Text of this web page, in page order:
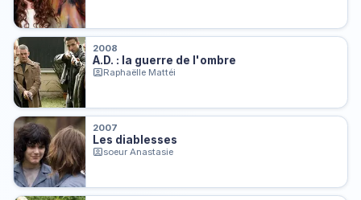
2008
A.D. : la guerre de l'ombre
Raphaëlle Mattéi
2007
Les diablesses
soeur Anastasie